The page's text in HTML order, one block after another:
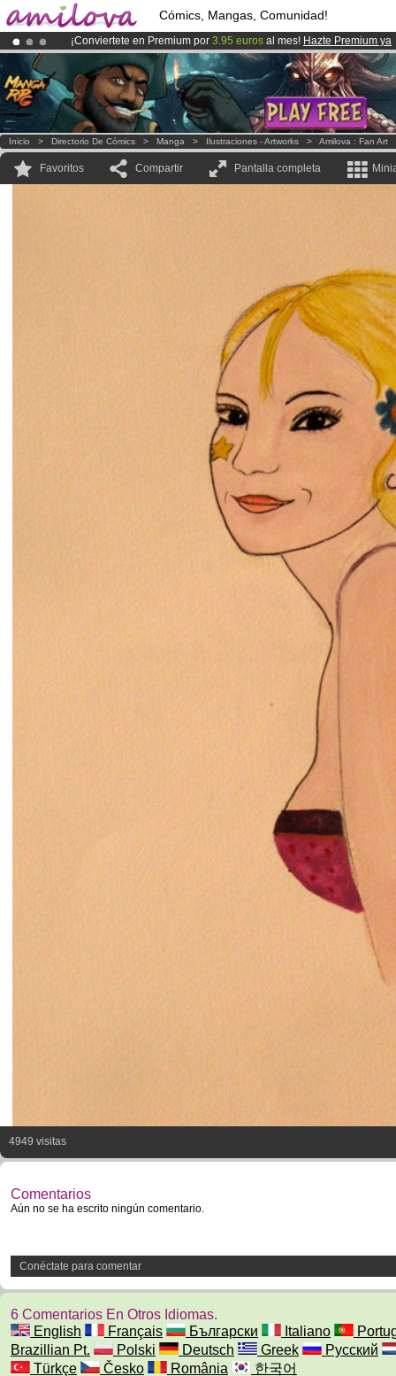
Cómics, Mangas, Comunidad!
¡Conviertete en Premium por 3.95 euros al mes! Hazte Premium ya
¡Ya tenemos 100000miembrosy 1000Cómics y Mangas!.
El Kickstarter Amilova está desormado lanzado!.
Inicio > Directorio De Cómics > Manga > Ilustraciones - Artworks > Amilova : Fan Art
Favoritos Compartir Pantalla completa
4949 visitas
Comentarios
Aún no se ha escrito ningún comentario.
Conéctate para comentar
6 Comentarios En Otros Idiomas.
English
Français Български Italiano
Brazillian Pt.
Polski Deutsch Greek
Русский
Türkçe
Česko România 한국어